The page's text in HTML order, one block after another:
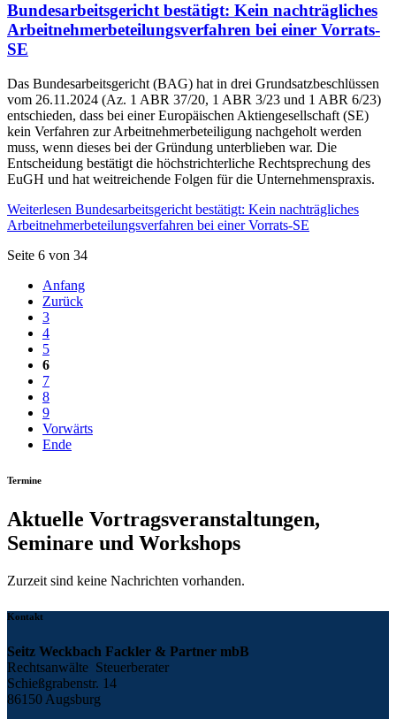
Bundesarbeitsgericht bestätigt: Kein nachträgliches
Arbeitnehmerbeteilungsverfahren bei einer Vorrats-
SE
Das Bundesarbeitsgericht (BAG) hat in drei Grundsatzbeschlüssen
vom 26.11.2024 (Az. 1 ABR 37/20, 1 ABR 3/23 und 1 ABR 6/23)
entschieden, dass bei einer Europäischen Aktiengesellschaft (SE)
kein Verfahren zur Arbeitnehmerbeteiligung nachgeholt werden
muss, wenn dieses bei der Gründung unterblieben war. Die
Entscheidung bestätigt die höchstrichterliche Rechtsprechung des
EuGH und hat weitreichende Folgen für die Unternehmenspraxis.
Weiterlesen Bundesarbeitsgericht bestätigt: Kein nachträgliches
Arbeitnehmerbeteilungsverfahren bei einer Vorrats-SE
Seite 6 von 34
Anfang
Zurück
3
4
5
6
7
8
9
Vorwärts
Ende
Termine
Aktuelle Vortrags­ver­anstaltungen,
Seminare und Workshops
Zurzeit sind keine Nachrichten vorhanden.
Kontakt
Seitz Weckbach Fackler & Partner mbB
Rechtsanwälte Steuerberater
Schießgrabenstr. 14
86150 Augsburg